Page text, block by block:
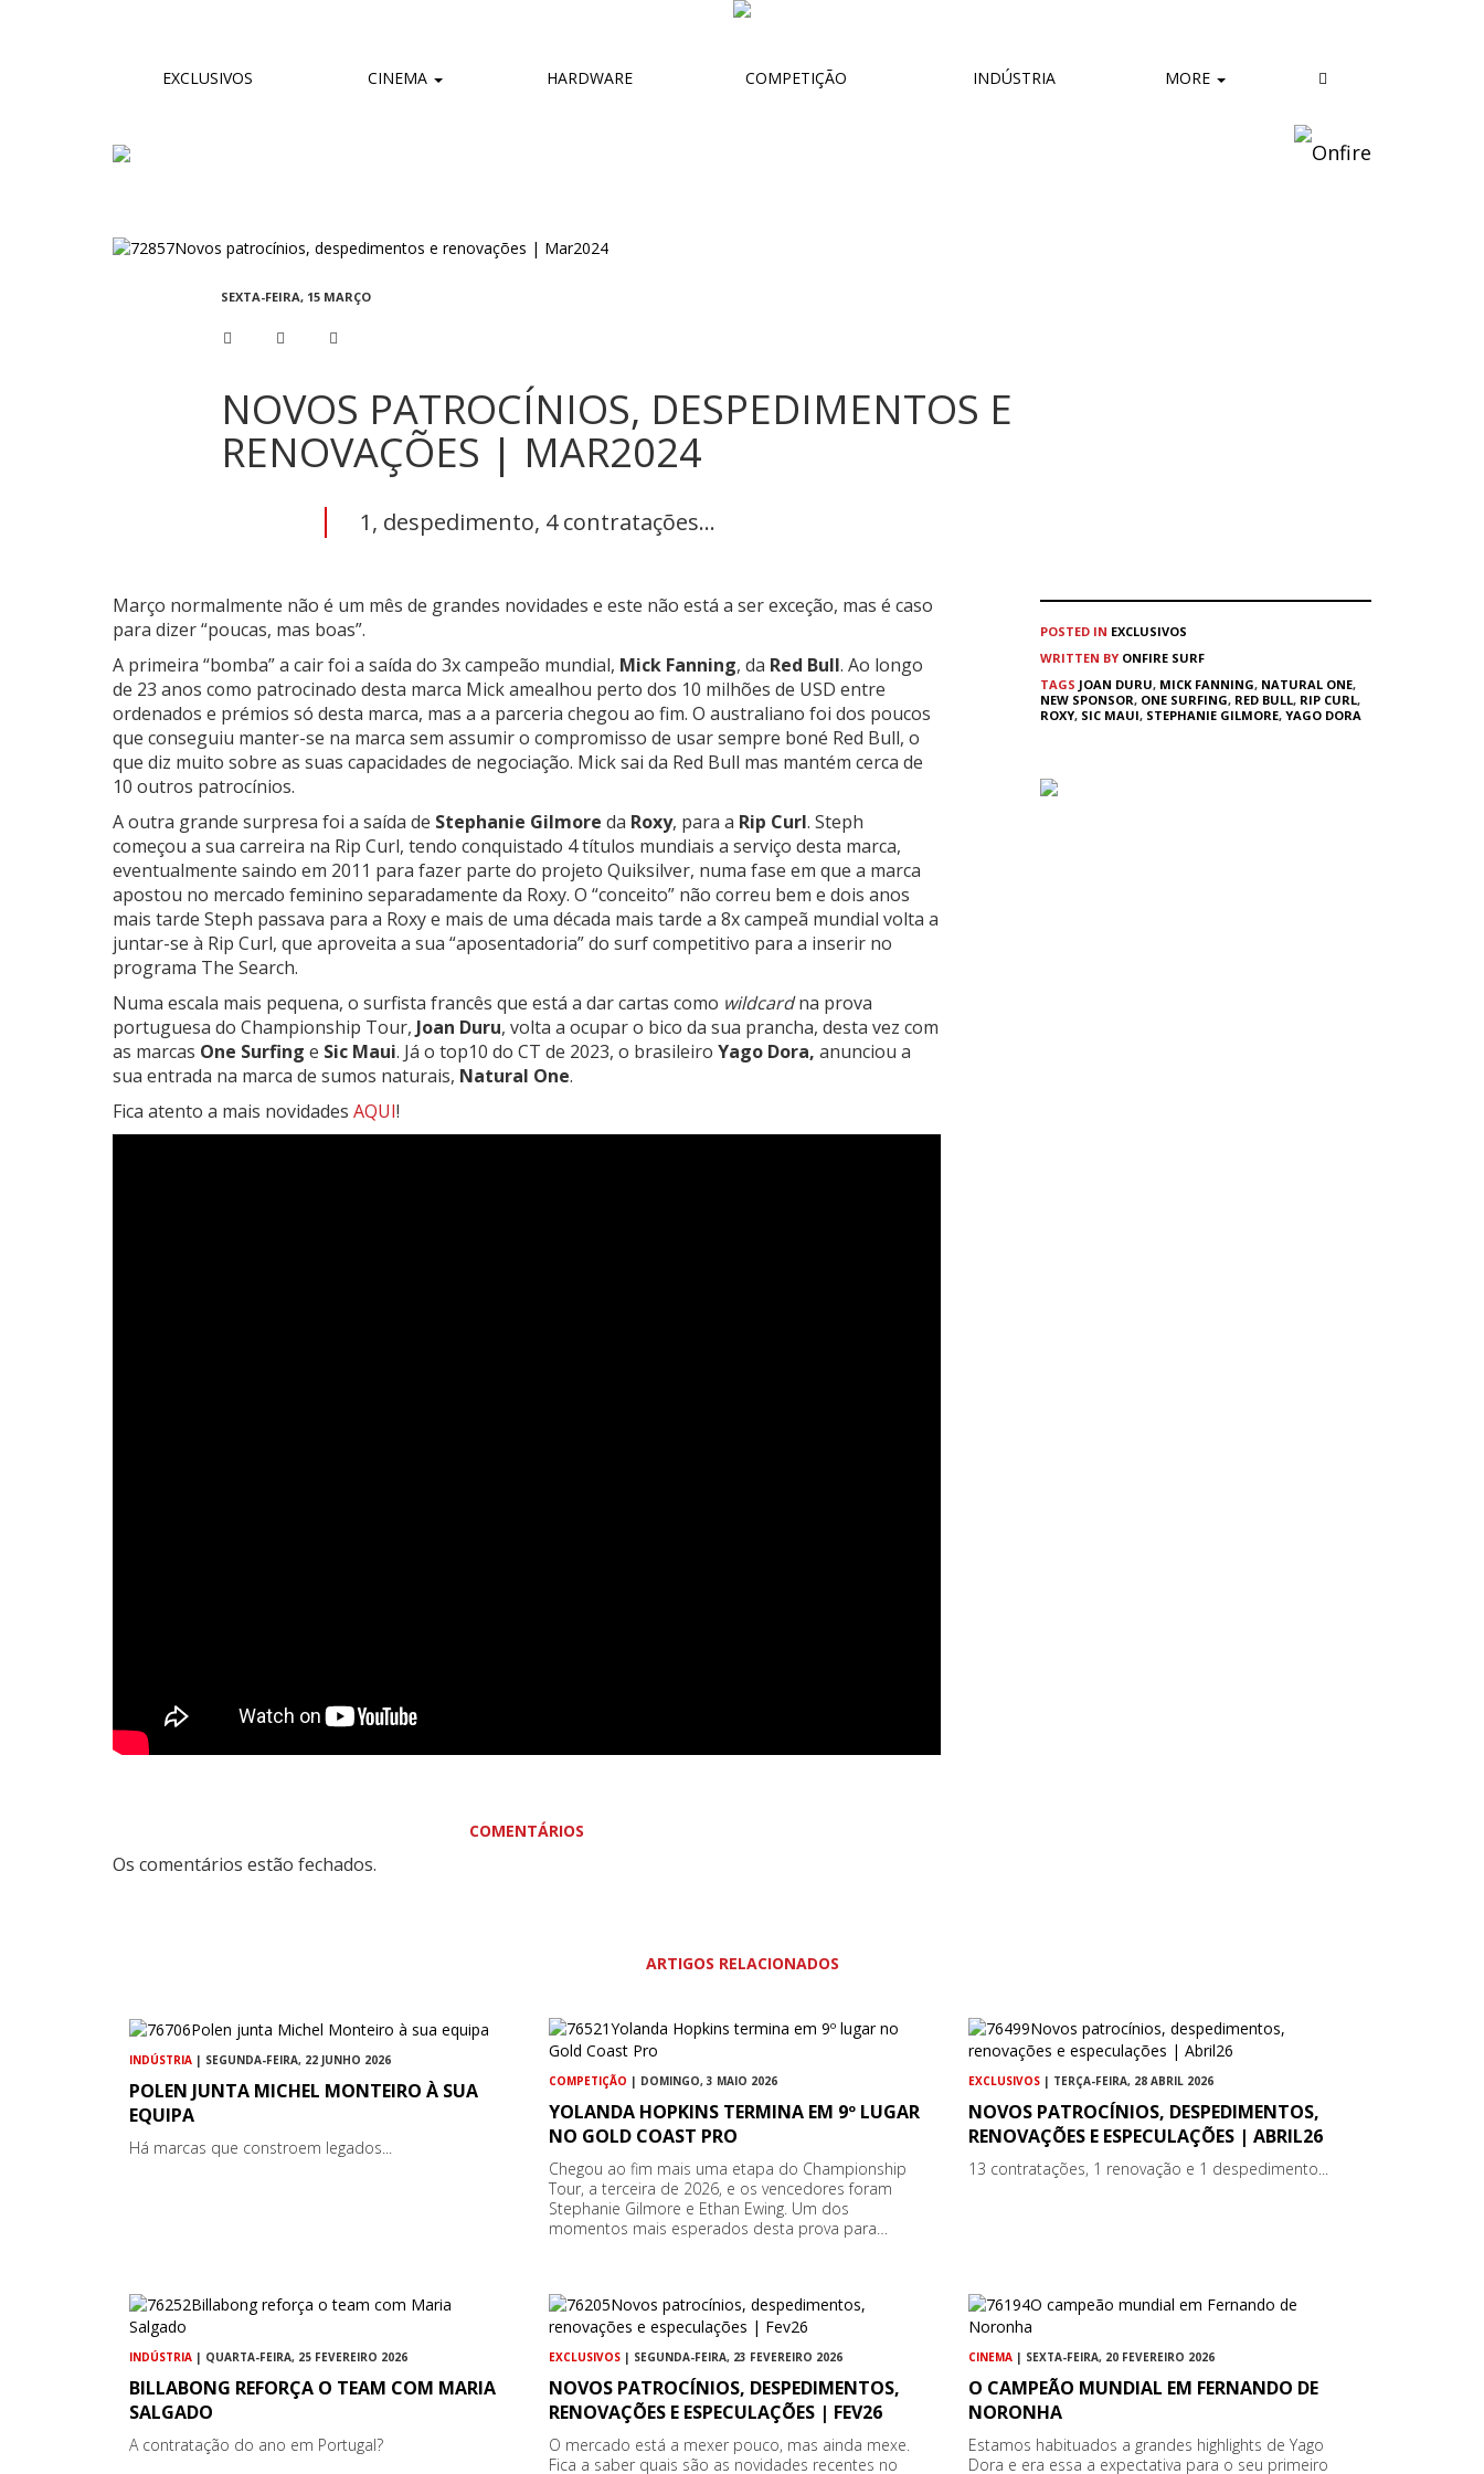
EXCLUSIVOS CINEMA HARDWARE COMPETIÇÃO INDÚSTRIA MORE
SEXTA-FEIRA, 15 MARÇO
NOVOS PATROCÍNIOS, DESPEDIMENTOS E
RENOVAÇÕES | MAR2024
1, despedimento, 4 contratações...
Março normalmente não é um mês de grandes novidades e este não está a ser exceção, mas é caso
para dizer “poucas, mas boas”.
A primeira “bomba” a cair foi a saída do 3x campeão mundial, Mick Fanning, da Red Bull. Ao longo
de 23 anos como patrocinado desta marca Mick amealhou perto dos 10 milhões de USD entre
ordenados e prémios só desta marca, mas a a parceria chegou ao fim. O australiano foi dos poucos
que conseguiu manter-se na marca sem assumir o compromisso de usar sempre boné Red Bull, o
que diz muito sobre as suas capacidades de negociação. Mick sai da Red Bull mas mantém cerca de
10 outros patrocínios.
A outra grande surpresa foi a saída de Stephanie Gilmore da Roxy, para a Rip Curl. Steph
começou a sua carreira na Rip Curl, tendo conquistado 4 títulos mundiais a serviço desta marca,
eventualmente saindo em 2011 para fazer parte do projeto Quiksilver, numa fase em que a marca
apostou no mercado feminino separadamente da Roxy. O “conceito” não correu bem e dois anos
mais tarde Steph passava para a Roxy e mais de uma década mais tarde a 8x campeã mundial volta a
juntar-se à Rip Curl, que aproveita a sua “aposentadoria” do surf competitivo para a inserir no
programa The Search.
Numa escala mais pequena, o surfista francês que está a dar cartas como wildcardna prova
portuguesa do Championship Tour, Joan Duru, volta a ocupar o bico da sua prancha, desta vez com
as marcas One Surfing e Sic Maui. Já o top10 do CT de 2023, o brasileiro Yago Dora, anunciou a
sua entrada na marca de sumos naturais, Natural One.
Fica atento a mais novidades AQUI!
COMENTÁRIOS
Os comentários estão fechados.
POSTED IN EXCLUSIVOS
WRITTEN BY ONFIRE SURF
TAGS JOAN DURU, MICK FANNING, NATURAL ONE,
NEW SPONSOR, ONE SURFING, RED BULL, RIP CURL,
ROXY, SIC MAUI, STEPHANIE GILMORE, YAGO DORA
ARTIGOS RELACIONADOS
INDÚSTRIA | SEGUNDA-FEIRA, 22 JUNHO 2026
POLEN JUNTA MICHEL MONTEIRO À SUA
EQUIPA
Há marcas que constroem legados...
COMPETIÇÃO | DOMINGO, 3 MAIO 2026
YOLANDA HOPKINS TERMINA EM 9º LUGAR
NO GOLD COAST PRO
Chegou ao fim mais uma etapa do Championship
Tour, a terceira de 2026, e os vencedores foram
Stephanie Gilmore e Ethan Ewing. Um dos
momentos mais esperados desta prova para…
EXCLUSIVOS | TERÇA-FEIRA, 28 ABRIL 2026
NOVOS PATROCÍNIOS, DESPEDIMENTOS,
RENOVAÇÕES E ESPECULAÇÕES | ABRIL26
13 contratações, 1 renovação e 1 despedimento...
INDÚSTRIA | QUARTA-FEIRA, 25 FEVEREIRO 2026
BILLABONG REFORÇA O TEAM COM MARIA
SALGADO
A contratação do ano em Portugal?
EXCLUSIVOS | SEGUNDA-FEIRA, 23 FEVEREIRO 2026
NOVOS PATROCÍNIOS, DESPEDIMENTOS,
RENOVAÇÕES E ESPECULAÇÕES | FEV26
O mercado está a mexer pouco, mas ainda mexe.
Fica a saber quais são as novidades recentes no
CINEMA | SEXTA-FEIRA, 20 FEVEREIRO 2026
O CAMPEÃO MUNDIAL EM FERNANDO DE
NORONHA
Estamos habituados a grandes highlights de Yago
Dora e era essa a expectativa para o seu primeiro